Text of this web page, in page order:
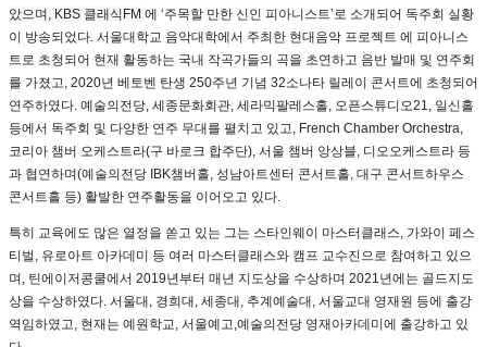
았으며, KBS 클래식FM 에 ‘주목할 만한 신인 피아니스트’로 소개되어 독주회 실황
이 방송되었다. 서울대학교 음악대학에서 주최한 현대음악 프로젝트 에 피아니스
트로 초청되어 현재 활동하는 국내 작곡가들의 곡을 초연하고 음반 발매 및 연주회
를 가졌고, 2020년 베토벤 탄생 250주년 기념 32소나타 릴레이 콘서트에 초청되어
연주하였다. 예술의전당, 세종문화회관, 세라믹팔레스홀, 오픈스튜디오21, 일신홀
등에서 독주회 및 다양한 연주 무대를 펼치고 있고, French Chamber Orchestra,
코리아 챔버 오케스트라(구 바로크 합주단), 서울 챔버 앙상블, 디오오케스트라 등
과 협연하며(예술의전당 IBK챔버홀, 성남아트센터 콘서트홀, 대구 콘서트하우스
콘서트홀 등) 활발한 연주활동을 이어오고 있다.
특히 교육에도 많은 열정을 쏟고 있는 그는 스타인웨이 마스터클래스, 가와이 페스
티벌, 유로아트 아카데미 등 여러 마스터클래스와 캠프 교수진으로 참여하고 있으
며, 틴에이저콩쿨에서 2019년부터 매년 지도상을 수상하며 2021년에는 골드지도
상을 수상하였다. 서울대, 경희대, 세종대, 추계예술대, 서울교대 영재원 등에 출강
역임하였고, 현재는 예원학교, 서울예고,예술의전당 영재아카데미에 출강하고 있